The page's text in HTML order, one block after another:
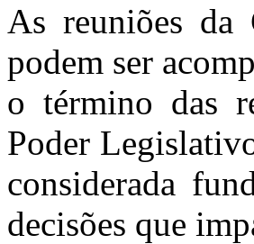
As reuniões da
podem ser
o término das
Poder
considerada
decisões que